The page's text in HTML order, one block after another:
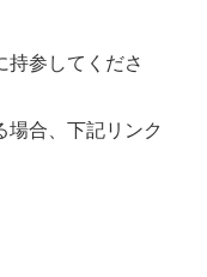
持参してくださ
場合、下記リンク